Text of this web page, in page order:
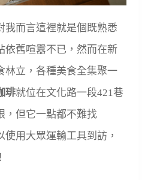
我而言這裡就是個既熟悉
依舊喧囂不已，然而在新
林立，各種美食全集聚一
琲就位在文化路一段421巷
，但它一點都不難找
使用大眾運輸工具到訪，